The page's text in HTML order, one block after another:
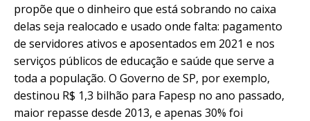
propõe que o dinheiro que está sobrando no caixa
delas seja realocado e usado onde falta: pagamento
de servidores ativos e aposentados em 2021 e nos
serviços públicos de educação e saúde que serve a
toda a população. O Governo de SP, por exemplo,
destinou R$ 1,3 bilhão para Fapesp no ano passado,
maior repasse desde 2013, e apenas 30% foi